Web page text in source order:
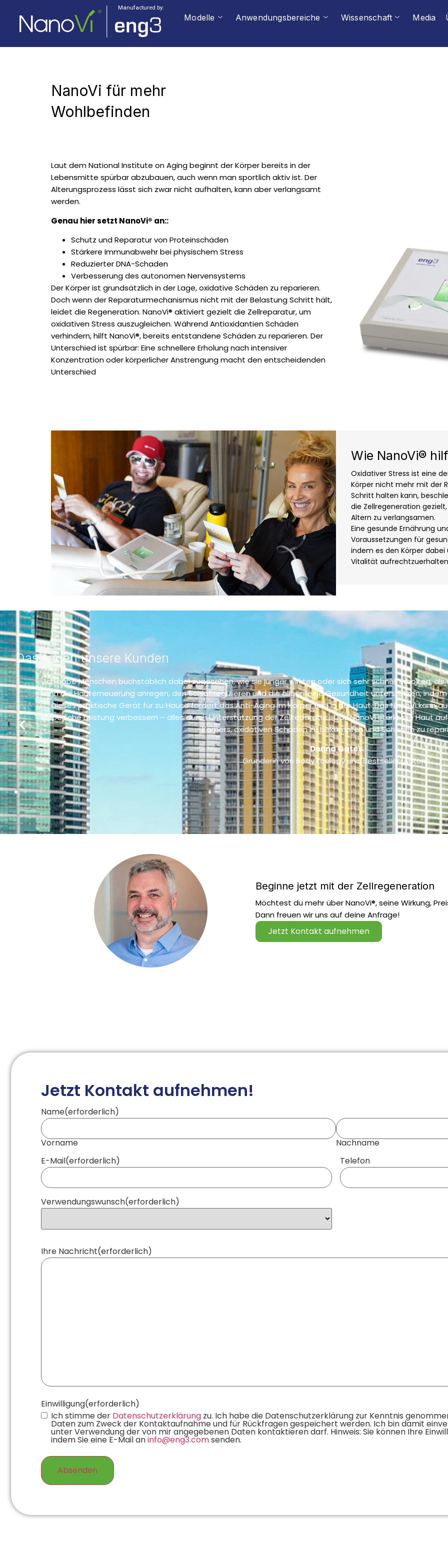
Manufactured by:
Modelle Anwendungsbereiche Wissenschaft Media
NanoVi für mehr
Wohlbefinden
Laut dem National Institute on Aging beginnt der Körper bereits in der
Lebensmitte spürbar abzubauen, auch wenn man sportlich aktiv ist. Der
Alterungsprozess lässt sich zwar nicht aufhalten, kann aber verlangsamt
werden.
Genau hier setzt NanoVi® an::
Schutz und Reparatur von Proteinschäden
Stärkere Immunabwehr bei physischem Stress
Reduzierter DNA-Schaden
Verbesserung des autonomen Nervensystems
Der Körper ist grundsätzlich in der Lage, oxidative Schäden zu reparieren.
Doch wenn der Reparaturmechanismus nicht mit der Belastung Schritt hält,
leidet die Regeneration. NanoVi® aktiviert gezielt die Zellreparatur, um
oxidativen Stress auszugleichen. Während Antioxidantien Schäden
verhindern, hilft NanoVi®, bereits entstandene Schäden zu reparieren. Der
Unterschied ist spürbar: Eine schnellere Erholung nach intensiver
Konzentration oder körperlicher Anstrengung macht den entscheidenden
Unterschied
Wie NanoVi®
Oxidativer Stress ist eine
Körper nicht mehr mit der
Schritt halten kann,
die Zellregeneration
Altern zu verlangsamen.
Eine gesunde Ernährung
Voraussetzungen für
indem es den Körper
Vitalität
Das sagen unsere Kunden
von
„Ich habe Menschen buchstäblich dabei zugesehen, wie sie jünger wirkten oder sich sehr schnell erholten,
kann die Hauterneuerung anregen, den Schlaf regulieren und die allgemeine Gesundheit unterstützen,
Dieses praktische Gerät für zu Hause fördert das Anti-Aging im Körper und in der Haut. Das NanoVi kann
körperliche Leistung verbessern – alles durch Unterstützung der Zellreparatur… Das NanoVi stärkt die Haut
Körpers, oxidativen Schaden zu bekämpfen und Schäden zu
Donna Gates
Gründerin von Body Ecology und Bestseller-Autorin
Beginne jetzt mit der Zellregeneration
Möchtest du mehr über NanoVi®, seine Wirkung,
Dann freuen wir uns auf deine Anfrage!
Jetzt Kontakt aufnehmen
Jetzt Kontakt aufnehmen!
Name(erforderlich)
Vorname
Nachname
E-Mail(erforderlich) Telefon
Verwendungswunsch(erforderlich)
Ihre Nachricht(erforderlich)
Einwilligung(erforderlich)
Ich stimme der Datenschutzerklärung zu. Ich habe die Datenschutzerklärung zur Kenntnis
Daten zum Zweck der Kontaktaufnahme und für Rückfragen gespeichert werden. Ich bin damit
unter Verwendung der von mir angegebenen Daten kontaktieren darf. Hinweis: Sie können Ihre
indem Sie eine E-Mail aninfo@eng3.comsenden.